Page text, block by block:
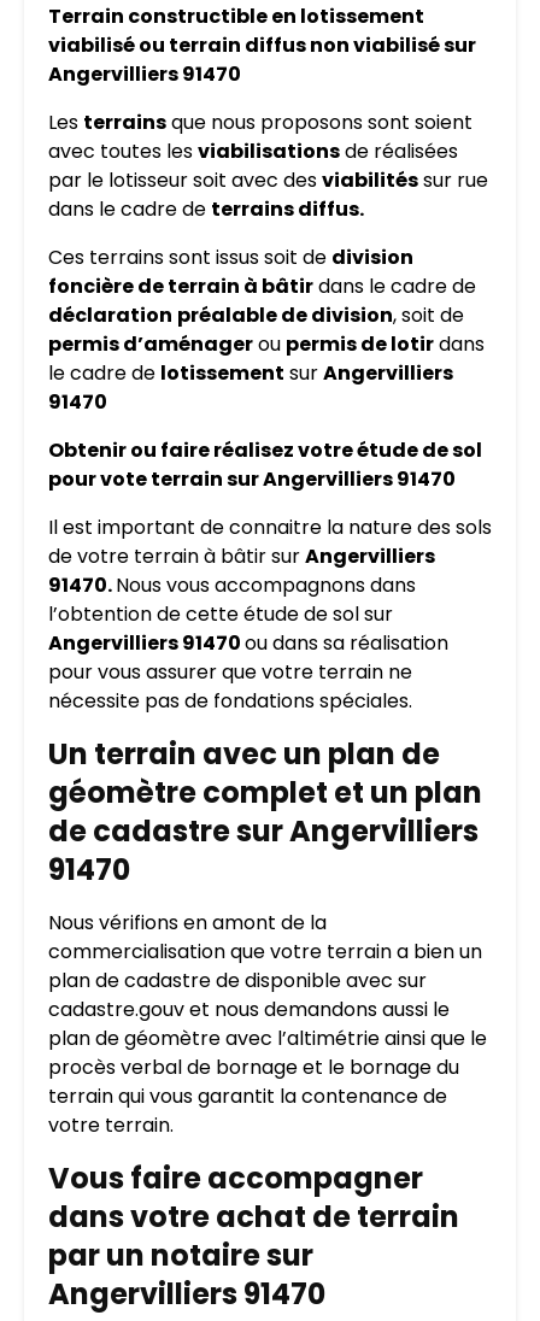
Terrain constructible en lotissement
viabilisé ou terrain diffus non viabilisé sur
Angervilliers 91470
Les terrainsque nous proposons sont soient
avec toutes lesviabilisationsde réalisées
par le lotisseur soit avec desviabilitéssur rue
dans le cadre de terrains diffus.
Ces terrains sont issus soit de division
foncière de terrain à bâtirdans le cadre de
déclaration préalable de division, soit de
permis d’aménagerou permis de lotirdans
le cadre de lotissement surAngervilliers
91470
Obtenir ou faire réalisez votre étude de sol
pour vote terrain sur Angervilliers 91470
Il est important de connaitre la nature des sols
de votre terrain à bâtir surAngervilliers
91470.Nous vous accompagnons dans
l’obtention de cette étude de sol sur
Angervilliers 91470ou dans sa réalisation
pour vous assurer que votre terrain ne
nécessite pas de fondations spéciales.
Un terrain avec un plan de
géomètre complet et un plan
de cadastre sur Angervilliers
91470
Nous vérifions en amont de la
commercialisation que votre terrain a bien un
plan de cadastre de disponible avec sur
cadastre.gouv et nous demandons aussi le
plan de géomètre avec l’altimétrie ainsi que le
procès verbal de bornage et le bornage du
terrain qui vous garantit la contenance de
votre terrain.
Vous faire accompagner
dans votre achat de terrain
par un notaire sur
Angervilliers 91470